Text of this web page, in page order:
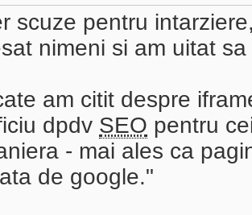
scuze pentru
nimeni si am uitat
am citit despre
dpdv SEO pentru
- mai ales ca
de google."